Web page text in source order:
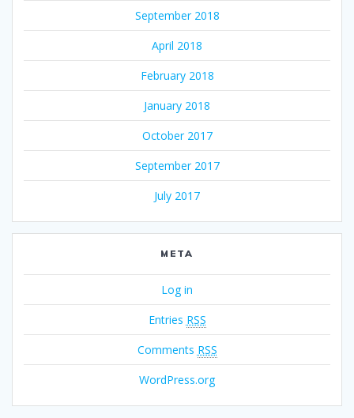
September 2018
April 2018
February 2018
January 2018
October 2017
September 2017
July 2017
META
Log in
Entries RSS
Comments RSS
WordPress.org